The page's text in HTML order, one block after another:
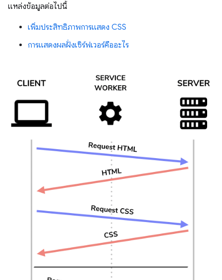
แหล่งข้อมูลต่อไปนี้
เพิ่มประสิทธิภาพการแสดง CSS
การแสดงผลฝั่งเซิร์ฟเวอร์คืออะไร